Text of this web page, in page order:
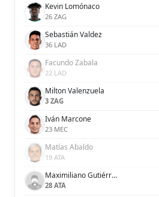
Kevin Lomónaco
26 ZAG
Sebastián Valdez
36 LAD
Facundo Zabala
22 LAD
Milton Valenzuela
3 ZAG
Iván Marcone
23 MEC
Matías Abaldo
19 ATA
Maximiliano Gutiérrez
28 ATA